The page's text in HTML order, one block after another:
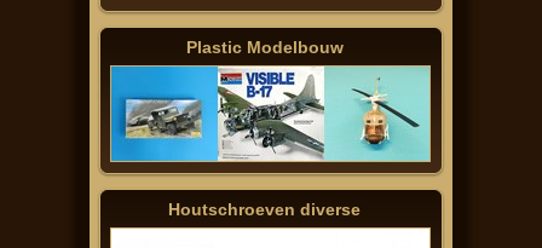
Plastic Modelbouw
Houtschroeven diverse